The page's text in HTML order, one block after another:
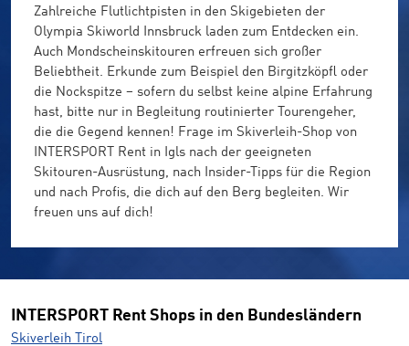
Zahlreiche Flutlichtpisten in den Skigebieten der
Olympia Skiworld Innsbruck laden zum Entdecken ein.
Auch Mondscheinskitouren erfreuen sich großer
Beliebtheit. Erkunde zum Beispiel den Birgitzköpfl oder
die Nockspitze – sofern du selbst keine alpine Erfahrung
hast, bitte nur in Begleitung routinierter Tourengeher,
die die Gegend kennen! Frage im Skiverleih-Shop von
INTERSPORT Rent in Igls nach der geeigneten
Skitouren-Ausrüstung, nach Insider-Tipps für die Region
und nach Profis, die dich auf den Berg begleiten. Wir
freuen uns auf dich!
INTERSPORT Rent Shops in den Bundesländern
Skiverleih Tirol